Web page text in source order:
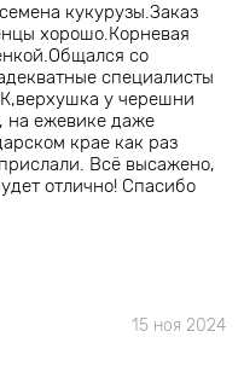
кукурузы.Заказ
хорошо.Корневая
со
специалисты
у черешни
на ежевике даже
крае как раз
Всё высажено,
отлично! Спасибо
15 ноя 2024